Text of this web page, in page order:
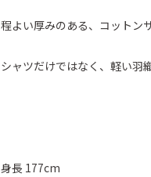
程よい厚みのある、コットン
シャツだけではなく、軽い羽
身長 177cm